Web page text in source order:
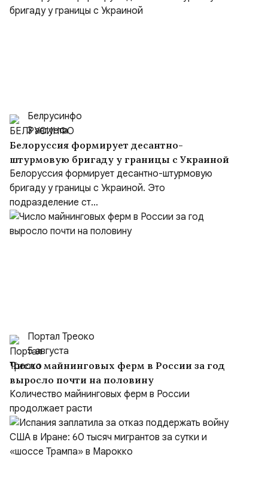
Белрусинфо
3 августа
Белоруссия формирует десантно-
штурмовую бригаду у границы с Украиной
Белоруссия формирует десантно-штурмовую
бригаду у границы с Украиной. Это
подразделение ст...
Портал Треоко
5 августа
Число майнинговых ферм в России за год
выросло почти на половину
Количество майнинговых ферм в России
продолжает расти